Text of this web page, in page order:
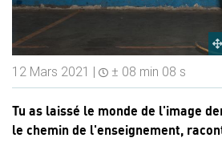
12 Mars 2021 | ± 08 min 08 s
Tu as laissé le monde de l'image
le chemin de l'enseignement,